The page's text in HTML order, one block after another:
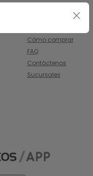
Cómo comprar
FAQ
Contáctenos
Sucursales